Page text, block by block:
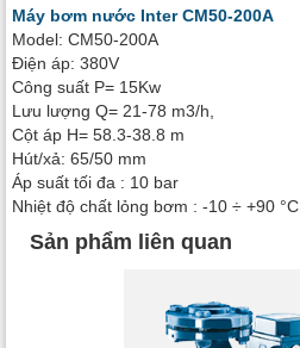
Máy bơm nước Inter CM50-200A
Model: CM50-200A
Điện áp: 380V
Công suất P= 15Kw
Lưu lượng Q= 21-78 m3/h,
Cột áp H= 58.3-38.8 m
Hút/xả: 65/50 mm
Áp suất tối đa : 10 bar
Nhiệt độ chất lỏng bơm : -10 ÷ +90 °C
Sản phẩm liên quan